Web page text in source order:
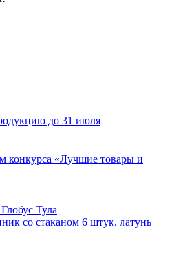
до 31 июля
конкурса «Лучшие товары и
Тула